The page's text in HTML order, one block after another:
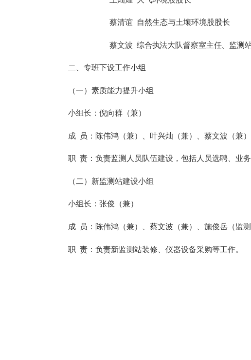
蔡清谊 自然生态与土壤环境股股长
蔡文波 综合执法大队督察室主任、监测
二、专班下设工作小组
（一）素质能力提升小组
小组长：倪向群（兼）
成 员：陈伟鸿（兼）、叶兴灿（兼）、蔡文波（兼
职 责：负责监测人员队伍建设，包括人员选聘、业务
（二）新监测站建设小组
小组长：张俊（兼）
成 员：陈伟鸿（兼）、蔡文波（兼）、施俊岳（监
职 责：负责新监测站装修、仪器设备采购等工作。